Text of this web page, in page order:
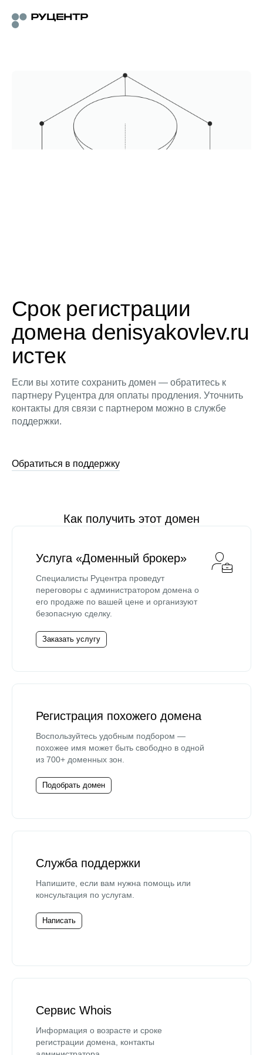
Срок регистрации
домена denisyakovlev.ru
истек
Если вы хотите сохранить домен — обратитесь к
партнеру Руцентра для оплаты продления. Уточнить
контакты для связи с партнером можно в службе
поддержки.
Обратиться в поддержку
Как получить этот домен
Услуга «Доменный брокер»
Специалисты Руцентра проведут
переговоры с администратором домена о
его продаже по вашей цене и организуют
безопасную сделку.
Заказать услугу
Регистрация похожего домена
Воспользуйтесь удобным подбором —
похожее имя может быть свободно в одной
из 700+ доменных зон.
Подобрать домен
Служба поддержки
Напишите, если вам нужна помощь или
консультация по услугам.
Написать
Сервис Whois
Информация о возрасте и сроке
регистрации домена, контакты